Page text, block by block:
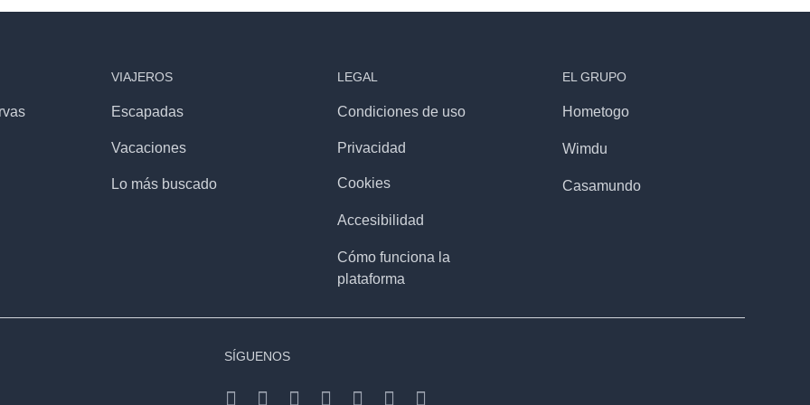
VIAJEROS
Escapadas
Vacaciones
Lo más buscado
LEGAL
Condiciones de uso
Privacidad
Cookies
Accesibilidad
Cómo funciona la
plataforma
EL GRUPO
Hometogo
Wimdu
Casamundo
SÍGUENOS